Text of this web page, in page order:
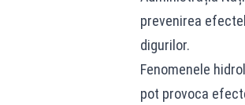
prevenirea
digurilor.
Fenomenele
pot provoca